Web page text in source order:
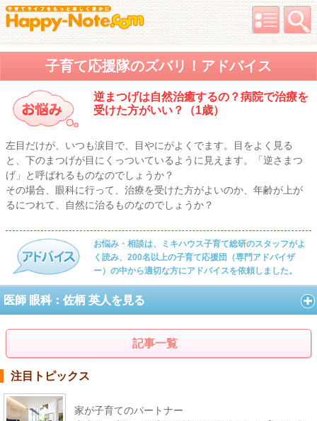
子育て応援隊のズバリ！アドバイス
逆まつげは自然治癒するの？病院で治療を
受けた方がいい？（1歳）
左目だけが、いつも涙目で、目やにがよくでます。目をよく見る
と、下のまつげが目にくっついているように見えます。「逆さまつ
げ」と呼ばれるものなのでしょうか？
その場合、眼科に行って、治療を受けた方がよいのか、年齢が上が
るにつれて、自然に治るものなのでしょうか？
お悩み・相談は、ミキハウス子育て総研のスタッフがよ
く読み、200名以上の子育て応援団（専門アドバイザ
ー）の中から適切な方にアドバイスを依頼しました。
医師 眼科：佐柄 英人を見る
記事一覧
注目トピックス
家が子育てのパートナー